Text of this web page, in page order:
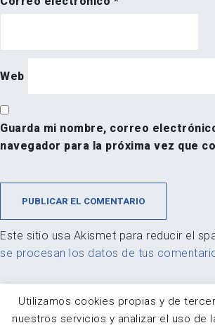
Web
Guarda mi nombre, correo
navegador para la próxima vez que
Este sitio usa Akismet para reducir el
se procesan los datos de tus
Utilizamos cookies propias y de
nuestros servicios y analizar el uso de